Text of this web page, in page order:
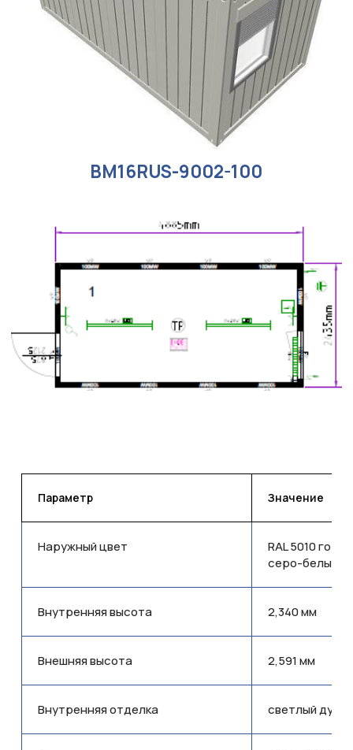
Параметр Значение
Наружный цвет
RAL 5010
серо-белый
Внутренняя высота 2,340 мм
Внешняя высота 2,591 мм
Внутренняя отделка светлый дуб
T320DED325235-5010-001